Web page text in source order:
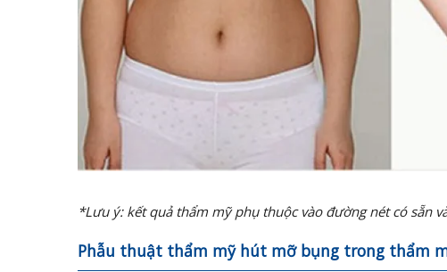
*Lưu ý: kết quả thẩm mỹ phụ thuộc vào đường nét có sẵn
Phẫu thuật thẩm mỹ hút mỡ bụng trong thẩm